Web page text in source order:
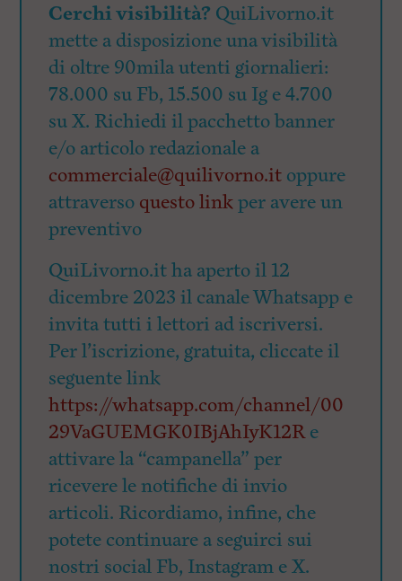
Cerchi visibilità? QuiLivorno.it
mette a disposizione una visibilità
di oltre 90mila utenti giornalieri:
78.000 su Fb, 15.500 su Ig e 4.700
su X. Richiedi il pacchetto banner
e/o articolo redazionale a
commerciale@quilivorno.it oppure
attraverso questo linkper avere un
preventivo
QuiLivorno.it ha aperto il 12
dicembre 2023 il canale Whatsapp e
invita tutti i lettori ad iscriversi.
Per l’iscrizione, gratuita, cliccate il
seguente link
https://whatsapp.com/channel/00
29VaGUEMGK0IBjAhIyK12Re
attivare la “campanella” per
ricevere le notifiche di invio
articoli. Ricordiamo, infine, che
potete continuare a seguirci sui
nostri social Fb, Instagram e X.